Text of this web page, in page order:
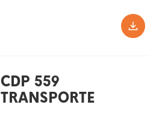
CDP 559
TRANSPORTE